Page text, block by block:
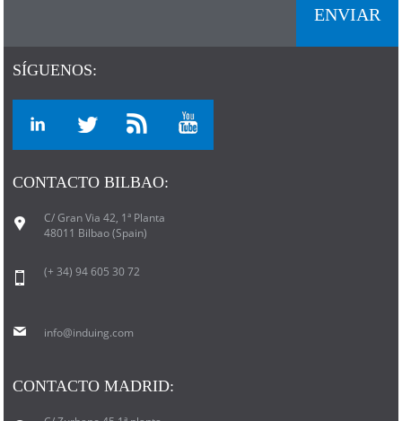
SÍGUENOS:
CONTACTO BILBAO:
C/ Gran Via 42, 1ª Planta
48011 Bilbao (Spain)
(+ 34) 94 605 30 72
info@induing.com
CONTACTO MADRID: